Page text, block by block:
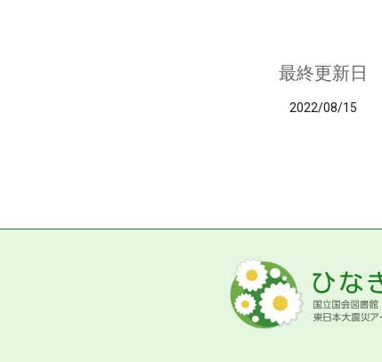
最終更新日
2022/08/15